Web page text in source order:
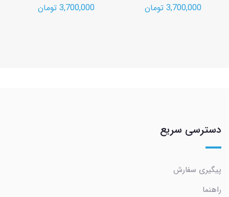
3,700,000 تومان
3,700,000 تومان
دسترسی سریع
پیگیری سفارش
راهنما